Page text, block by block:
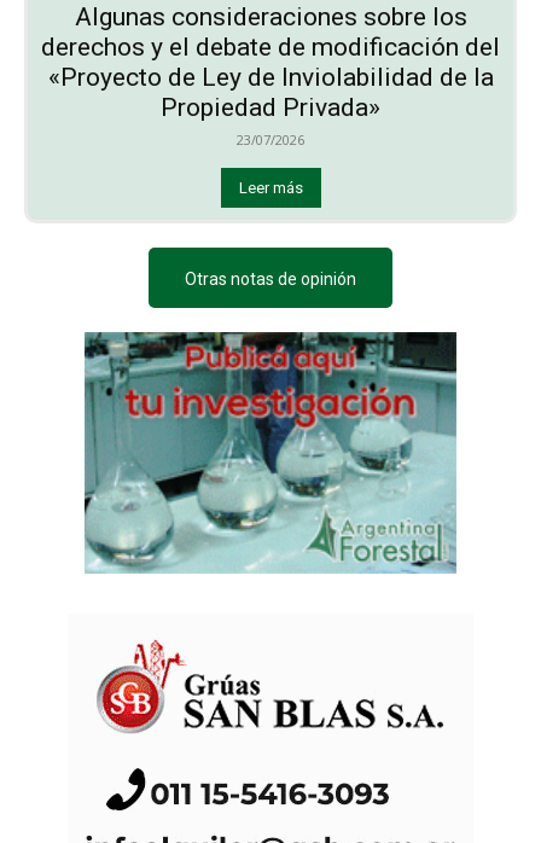
Algunas consideraciones sobre los
derechos y el debate de modificación del
«Proyecto de Ley de Inviolabilidad de la
Propiedad Privada»
23/07/2026
Leer más
Otras notas de opinión